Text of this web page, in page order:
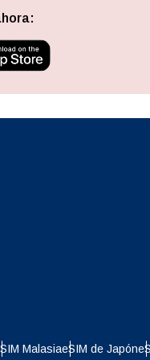
MalasiaeSIM de Japón